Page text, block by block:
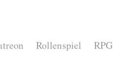
Rollenspiel RPG